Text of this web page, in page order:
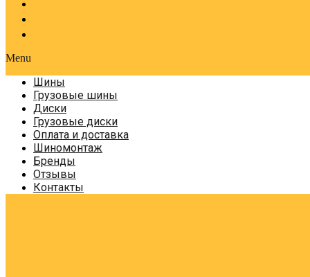
Menu
Шины
Грузовые шины
Диски
Грузовые диски
Оплата и доставка
Шиномонтаж
Бренды
Отзывы
Контакты